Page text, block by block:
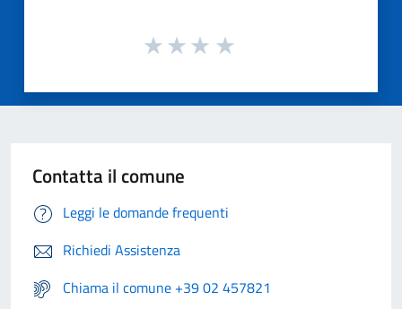
Contatta il comune
Leggi le domande frequenti
Richiedi Assistenza
Chiama il comune +39 02 457821